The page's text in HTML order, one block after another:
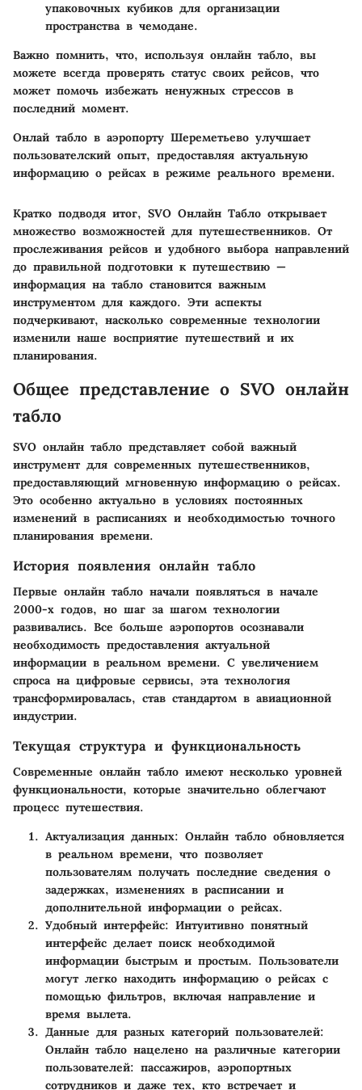
упаковочных кубиков для организации
пространства в чемодане.
Важно помнить, что, используя онлайн табло, вы
можете всегда проверять статус своих рейсов, что
может помочь избежать ненужных стрессов в
последний момент.
Онлай табло в аэропорту Шереметьево улучшает
пользователский опыт, предоставляя актуальную
информацию о рейсах в режиме реального времени.
Кратко подводя итог, SVO Онлайн Табло открывает
множество возможностей для путешественников. От
прослеживания рейсов и удобного выбора направлений
до правильной подготовки к путешествию —
информация на табло становится важным
инструментом для каждого. Эти аспекты
подчеркивают, насколько современные технологии
изменили наше восприятие путешествий и их
планирования.
Общее представление о SVO онлайн
табло
SVO онлайн табло представляет собой важный
инструмент для современных путешественников,
предоставляющий мгновенную информацию о рейсах.
Это особенно актуально в условиях постоянных
изменений в расписаниях и необходимостью точного
планирования времени.
История появления онлайн табло
Первые онлайн табло начали появляться в начале
2000-х годов, но шаг за шагом технологии
развивались. Все больше аэропортов осознавали
необходимость предоставления актуальной
информации в реальном времени. С увеличением
спроса на цифровые сервисы, эта технология
трансформировалась, став стандартом в авиационной
индустрии.
Текущая структура и функциональность
Современные онлайн табло имеют несколько уровней
функциональности, которые значительно облегчают
процесс путешествия.
Актуализация данных: Онлайн табло обновляется
в реальном времени, что позволяет
пользователям получать последние сведения о
задержках, изменениях в расписании и
дополнительной информации о рейсах.
Удобный интерфейс: Интуитивно понятный
интерфейс делает поиск необходимой
информации быстрым и простым. Пользователи
могут легко находить информацию о рейсах с
помощью фильтров, включая направление и
время вылета.
Данные для разных категорий пользователей:
Онлайн табло нацелено на различные категории
пользователей: пассажиров, аэропортных
сотрудников и даже тех, кто встречает и